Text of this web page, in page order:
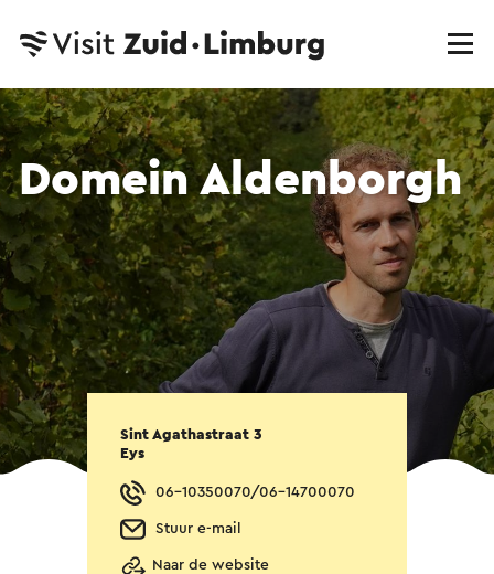
Domein Aldenborgh
Sint Agathastraat 3
Eys
06-10350070/06-14700070
Stuur e-mail
Naar de website